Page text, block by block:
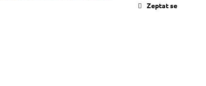
Zeptat se